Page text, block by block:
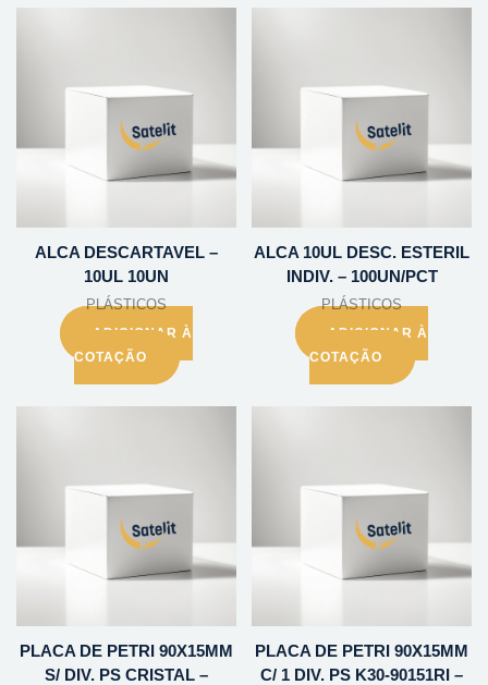
ALCA DESCARTAVEL –
10UL 10UN
PLÁSTICOS
ADICIONAR À
COTAÇÃO
ALCA 10UL DESC. ESTERIL
INDIV. – 100UN/PCT
PLÁSTICOS
ADICIONAR À
COTAÇÃO
PLACA DE PETRI 90X15MM
S/ DIV. PS CRISTAL –
PLACA DE PETRI 90X15MM
C/ 1 DIV. PS K30-90151RI –